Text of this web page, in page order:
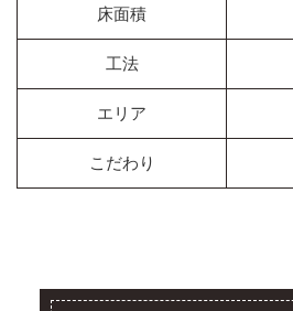
床面積
工法
エリア
こだわり